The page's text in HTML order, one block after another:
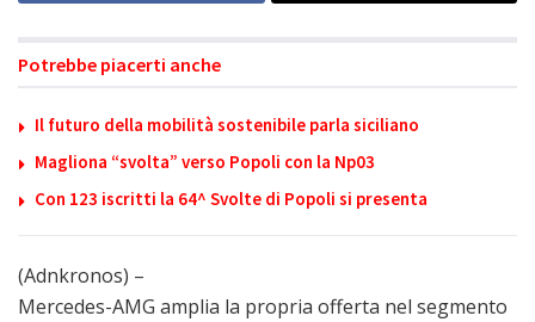
Potrebbe piacerti anche
Il futuro della mobilità sostenibile parla siciliano
Magliona “svolta” verso Popoli con la Np03
Con 123 iscritti la 64^ Svolte di Popoli si presenta
(Adnkronos) –
Mercedes-AMG amplia la propria offerta nel segmento